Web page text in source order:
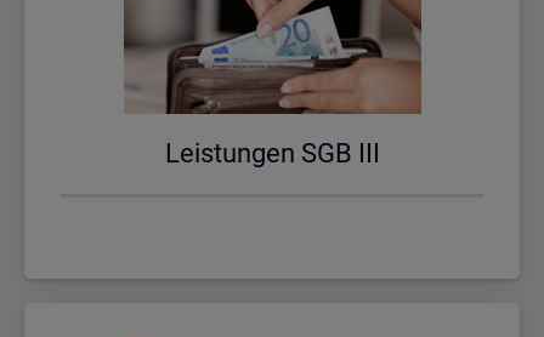
Leis­tun­gen SGB III